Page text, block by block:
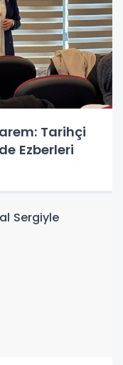
Tarihçi
Ezberleri